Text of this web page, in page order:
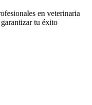
en veterinaria
tu éxito